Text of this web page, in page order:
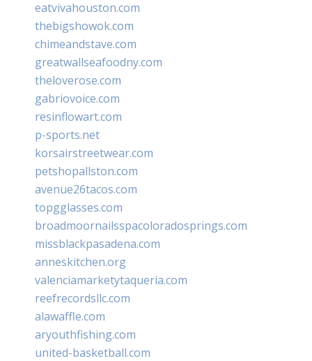
eatvivahouston.com
thebigshowok.com
chimeandstave.com
greatwallseafoodny.com
theloverose.com
gabriovoice.com
resinflowart.com
p-sports.net
korsairstreetwear.com
petshopallston.com
avenue26tacos.com
topgglasses.com
broadmoornailsspacoloradosprings.com
missblackpasadena.com
anneskitchen.org
valenciamarketytaqueria.com
reefrecordsllc.com
alawaffle.com
aryouthfishing.com
united-basketball.com